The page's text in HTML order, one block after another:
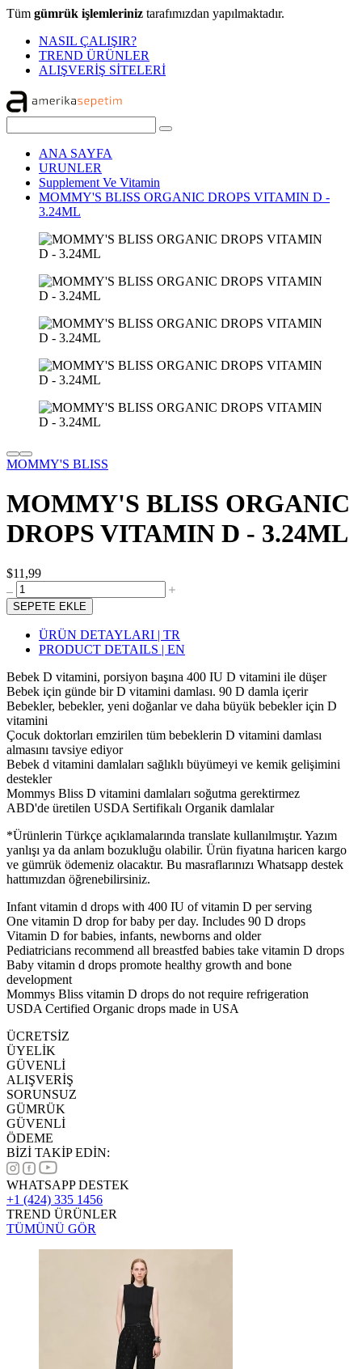
Tüm gümrük işlemleriniz tarafımızdan yapılmaktadır.
NASIL ÇALIŞIR?
TREND ÜRÜNLER
ALIŞVERİŞ SİTELERİ
ANA SAYFA
URUNLER
Supplement Ve Vitamin
MOMMY'S BLISS ORGANIC DROPS VITAMIN D -
3.24ML
MOMMY'S BLISS
MOMMY'S BLISS ORGANIC
DROPS VITAMIN D - 3.24ML
$11,99
SEPETE EKLE
ÜRÜN DETAYLARI | TR
PRODUCT DETAILS | EN
Bebek D vitamini, porsiyon başına 400 IU D vitamini ile düşer
Bebek için günde bir D vitamini damlası. 90 D damla içerir
Bebekler, bebekler, yeni doğanlar ve daha büyük bebekler için D
vitamini
Çocuk doktorları emzirilen tüm bebeklerin D vitamini damlası
almasını tavsiye ediyor
Bebek d vitamini damlaları sağlıklı büyümeyi ve kemik gelişimini
destekler
Mommys Bliss D vitamini damlaları soğutma gerektirmez
ABD'de üretilen USDA Sertifikalı Organik damlalar
*Ürünlerin Türkçe açıklamalarında translate kullanılmıştır. Yazım
yanlışı ya da anlam bozukluğu olabilir. Ürün fiyatına haricen kargo
ve gümrük ödemeniz olacaktır. Bu masraflarınızı Whatsapp destek
hattımızdan öğrenebilirsiniz.
Infant vitamin d drops with 400 IU of vitamin D per serving
One vitamin D drop for baby per day. Includes 90 D drops
Vitamin D for babies, infants, newborns and older
Pediatricians recommend all breastfed babies take vitamin D drops
Baby vitamin d drops promote healthy growth and bone
development
Mommys Bliss vitamin D drops do not require refrigeration
USDA Certified Organic drops made in USA
ÜCRETSİZ
ÜYELİK
GÜVENLİ
ALIŞVERİŞ
SORUNSUZ
GÜMRÜK
GÜVENLİ
ÖDEME
BİZİ TAKİP EDİN:
WHATSAPP DESTEK
+1 (424) 335 1456
TREND ÜRÜNLER
TÜMÜNÜ GÖR